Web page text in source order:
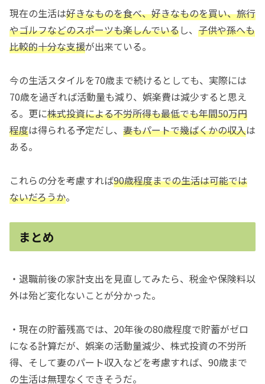
現在の生活は好きなものを食べ、好きなものを買い、旅行
やゴルフなどのスポーツも楽しんでいるし、 子供や孫へも
比較的十分な支援が出来ている。
今の生活スタイルを70歳まで続けるとしても、実際には
70歳を過ぎれば活動量も減り、娯楽費は減少すると思え
る。更に株式投資による不労所得も最低でも年間50万円
程度は得られる予定だし、 妻もパートで幾ばくかの収入は
ある。
これらの分を考慮すれば90歳程度までの生活は可能では
ないだろうか。
まとめ
・退職前後の家計支出を見直してみたら、税金や保険料以
外は殆ど変化ないことが分かった。
・現在の貯蓄残高では、20年後の80歳程度で貯蓄がゼロ
になる計算だが、娯楽の活動量減少、株式投資の不労所
得、そして妻のパート収入などを考慮すれば、90歳まで
の生活は無理なくできそうだ。